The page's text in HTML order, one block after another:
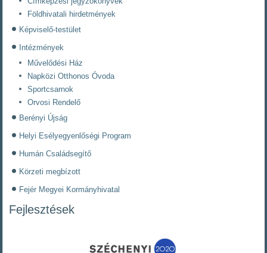
Földhivatali hirdetmények
Képviselő-testület
Intézmények
Művelődési Ház
Napközi Otthonos Óvoda
Sportcsarnok
Orvosi Rendelő
Berényi Újság
Helyi Esélyegyenlőségi Program
Humán Családsegítő
Körzeti megbízott
Fejér Megyei Kormányhivatal
Fejlesztések